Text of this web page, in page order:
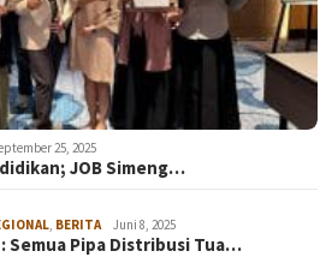
25, 2025
JOB Simeng…
BERITA Juni 8, 2025
: Semua Pipa Distribusi Tua…